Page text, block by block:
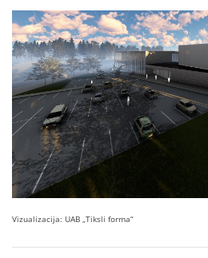
Vizualizacija: UAB „Tiksli forma“